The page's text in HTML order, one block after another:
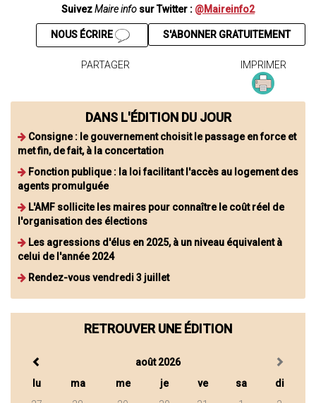
SuivezMaire info sur Twitter : @Maireinfo2
S'ABONNER GRATUITEMENT
NOUS ÉCRIRE
PARTAGER IMPRIMER
DANS L'ÉDITION DU JOUR
Consigne : le gouvernement choisit le passage en force et
met fin, de fait, à la concertation
Fonction publique : la loi facilitant l'accès au logement des
agents promulguée
L'AMF sollicite les maires pour connaître le coût réel de
l'organisation des élections
Les agressions d'élus en 2025, à un niveau équivalent à
celui de l'année 2024
Rendez-vous vendredi 3 juillet
RETROUVER UNE ÉDITION
août 2026
lu
ma me je ve sa
di